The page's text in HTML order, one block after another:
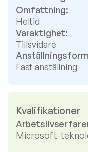
Omfattning:
Heltid
Varaktighet:
Tillsvidare
Fast anställning
Kvalifikationer
Microsoft-